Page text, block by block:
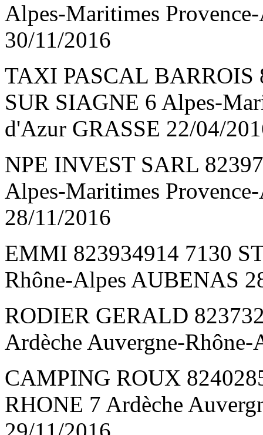
Alpes-Maritimes
30/11/2016
TAXI PASCAL BARROIS
SUR SIAGNE 6 Alpes-
d'Azur GRASSE 22/04/
NPE INVEST SARL
Alpes-Maritimes
28/11/2016
EMMI 823934914 7130
Rhône-Alpes AUBENAS
RODIER GERALD
Ardèche Auvergne-
CAMPING ROUX
RHONE 7 Ardèche